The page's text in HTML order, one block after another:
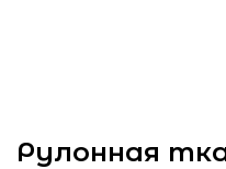
Рулонная